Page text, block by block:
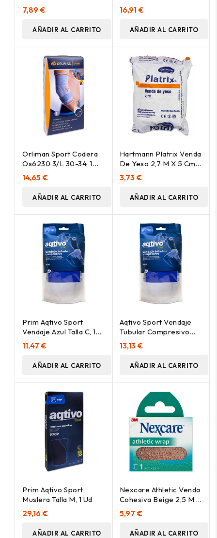
Os6261 Talla Única, 1
Unidad
7,89 €
AÑADIR AL CARRITO
Talla 2 30 Cm, 1 Unidad
16,91 €
AÑADIR AL CARRITO
Orliman Sport Codera
Os6230 3/L 30-34, 1
Unidad
14,65 €
AÑADIR AL CARRITO
Hartmann Platrix Venda
De Yeso 2,7 M X 5 Cm, 1
Ud
3,73 €
AÑADIR AL CARRITO
Prim Aqtivo Sport
Vendaje Azul Talla C, 1
Unidad
11,47 €
AÑADIR AL CARRITO
Aqtivo Sport Vendaje
Tubular Compresivo
Azul Talla F, 1 Ud
13,13 €
AÑADIR AL CARRITO
Prim Aqtivo Sport
Muslera Talla M, 1 Ud
29,16 €
AÑADIR AL CARRITO
Nexcare Athletic Venda
Cohesiva Beige 2,5 M X
5 M, 1 Ud
5,97 €
AÑADIR AL CARRITO